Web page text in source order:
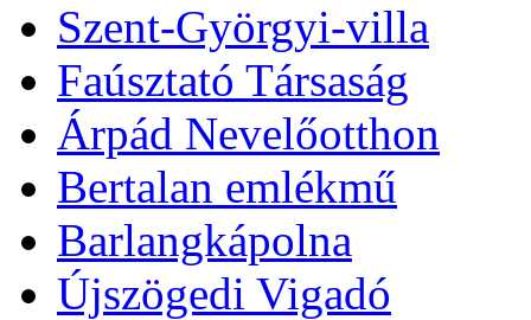
Szent-Györgyi-villa
Faúsztató Társaság
Árpád Nevelőotthon
Bertalan emlékmű
Barlangkápolna
Újszögedi Vigadó